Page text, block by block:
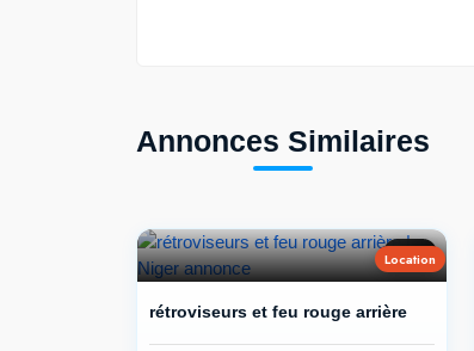
Annonces Similaires
2
Location
rétroviseurs et feu rouge arrière